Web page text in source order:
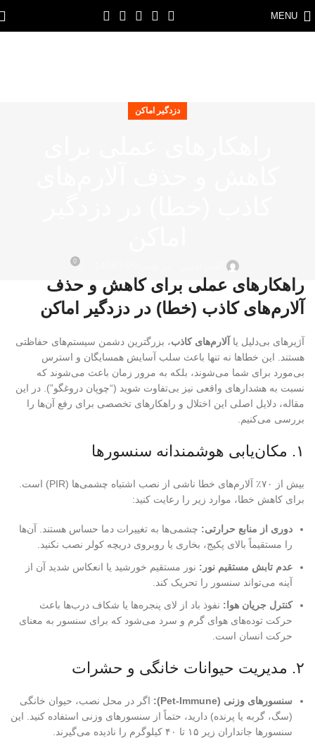
MENU
دزدگیر اماکن
0
راهکارهای عملی برای کاهش و حذف
آلارم‌های کاذب (خطا) در دزدگیر اماکن
آژیرهای بی‌دلیل یا آلارم‌های کاذب، بزرگترین دشمن سیستم‌های حفاظتی
هستند. این خطاها نه تنها باعث سلب آسایش همسایگان و استرس
بی‌مورد برای شما می‌شوند، بلکه به مرور زمان باعث می‌شوند که
نسبت به هشدارهای واقعی نیز بی‌تفاوت شوید (“چوپان دروغگو”). در این
مقاله، دلایل اصلی این اختلال و راهکارهای تخصصی برای رفع آن‌ها را
بررسی می‌کنیم.
۱. مکان‌یابی هوشمندانه سنسورها
بیش از ۷۰٪ آلارم‌های خطا ناشی از نصب اشتباه چشمی‌ها (PIR) است.
برای کاهش خطا، موارد زیر را رعایت کنید:
دوری از منابع حرارتی: چشمی‌ها به تغییرات دما حساس هستند. آن‌ها
را مستقیماً بالای پکیج، بخاری یا روبروی دریچه کولر نصب نکنید.
عدم تابش مستقیم نور: نور مستقیم خورشید یا انعکاس شدید آن از
آینه می‌تواند سنسور را تحریک کند.
کنترل جریان هوا: نفوذ باد از لای پنجره‌ها یا شکاف درب‌ها باعث
حرکت توده‌های هوای گرم و سرد می‌شود که برای سنسور به معنای
حرکت انسان است.
۲. مدیریت حیوانات خانگی و حشرات
سنسورهای وزنی (Pet-Immune):
اگر در محل نصب، حیوان خانگی
(سگ، گربه یا پرنده) دارید، حتماً از سنسورهای وزنی استفاده کنید. این
سنسورها جانداران زیر ۱۵ تا ۴۰ کیلوگرم را نادیده می‌گیرند.